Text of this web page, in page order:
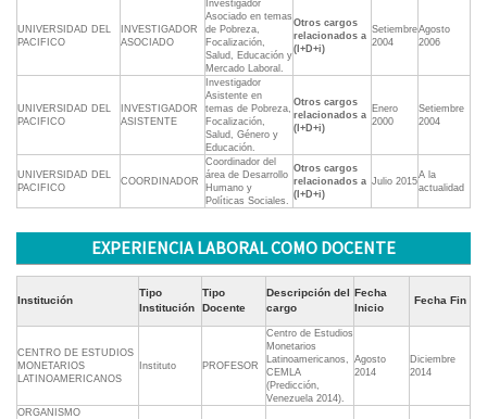
UNIVERSIDAD DEL
PACIFICO
INVESTIGADOR
ASOCIADO
Investigador
Asociado en temas
de Pobreza,
Focalización,
Salud, Educación y
Mercado Laboral.
Otros cargos
relacionados a
(I+D+i)
Setiembre
2004
Agosto
2006
UNIVERSIDAD DEL
PACIFICO
INVESTIGADOR
ASISTENTE
Investigador
Asistente en
temas de Pobreza,
Focalización,
Salud, Género y
Educación.
Otros cargos
relacionados a
(I+D+i)
Enero
2000
Setiembre
2004
UNIVERSIDAD DEL
PACIFICO
COORDINADOR
Coordinador del
área de Desarrollo
Humano y
Políticas Sociales.
Otros cargos
relacionados a
(I+D+i)
Julio 2015
A la
actualidad
EXPERIENCIA LABORAL COMO DOCENTE
Institución
Tipo
Institución
Tipo
Docente
Descripción del
cargo
Fecha
Inicio
Fecha Fin
CENTRO DE ESTUDIOS
MONETARIOS
LATINOAMERICANOS
Instituto PROFESOR
Centro de Estudios
Monetarios
Latinoamericanos,
CEMLA
(Predicción,
Venezuela 2014).
Agosto
2014
Diciembre
2014
ORGANISMO